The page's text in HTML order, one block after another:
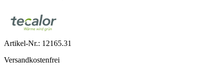
Artikel-Nr.: 12165.31
Versandkostenfrei